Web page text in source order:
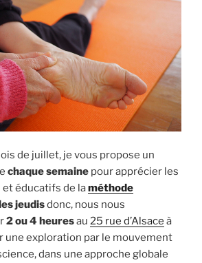
de juillet, je vous propose un
chaque semaine pour apprécier les
éducatifs de laméthode
jeudisdonc, nous nous
2 ou 4 heuresau 25 rue d’Alsace à
une exploration par le mouvement
dans une approche globale